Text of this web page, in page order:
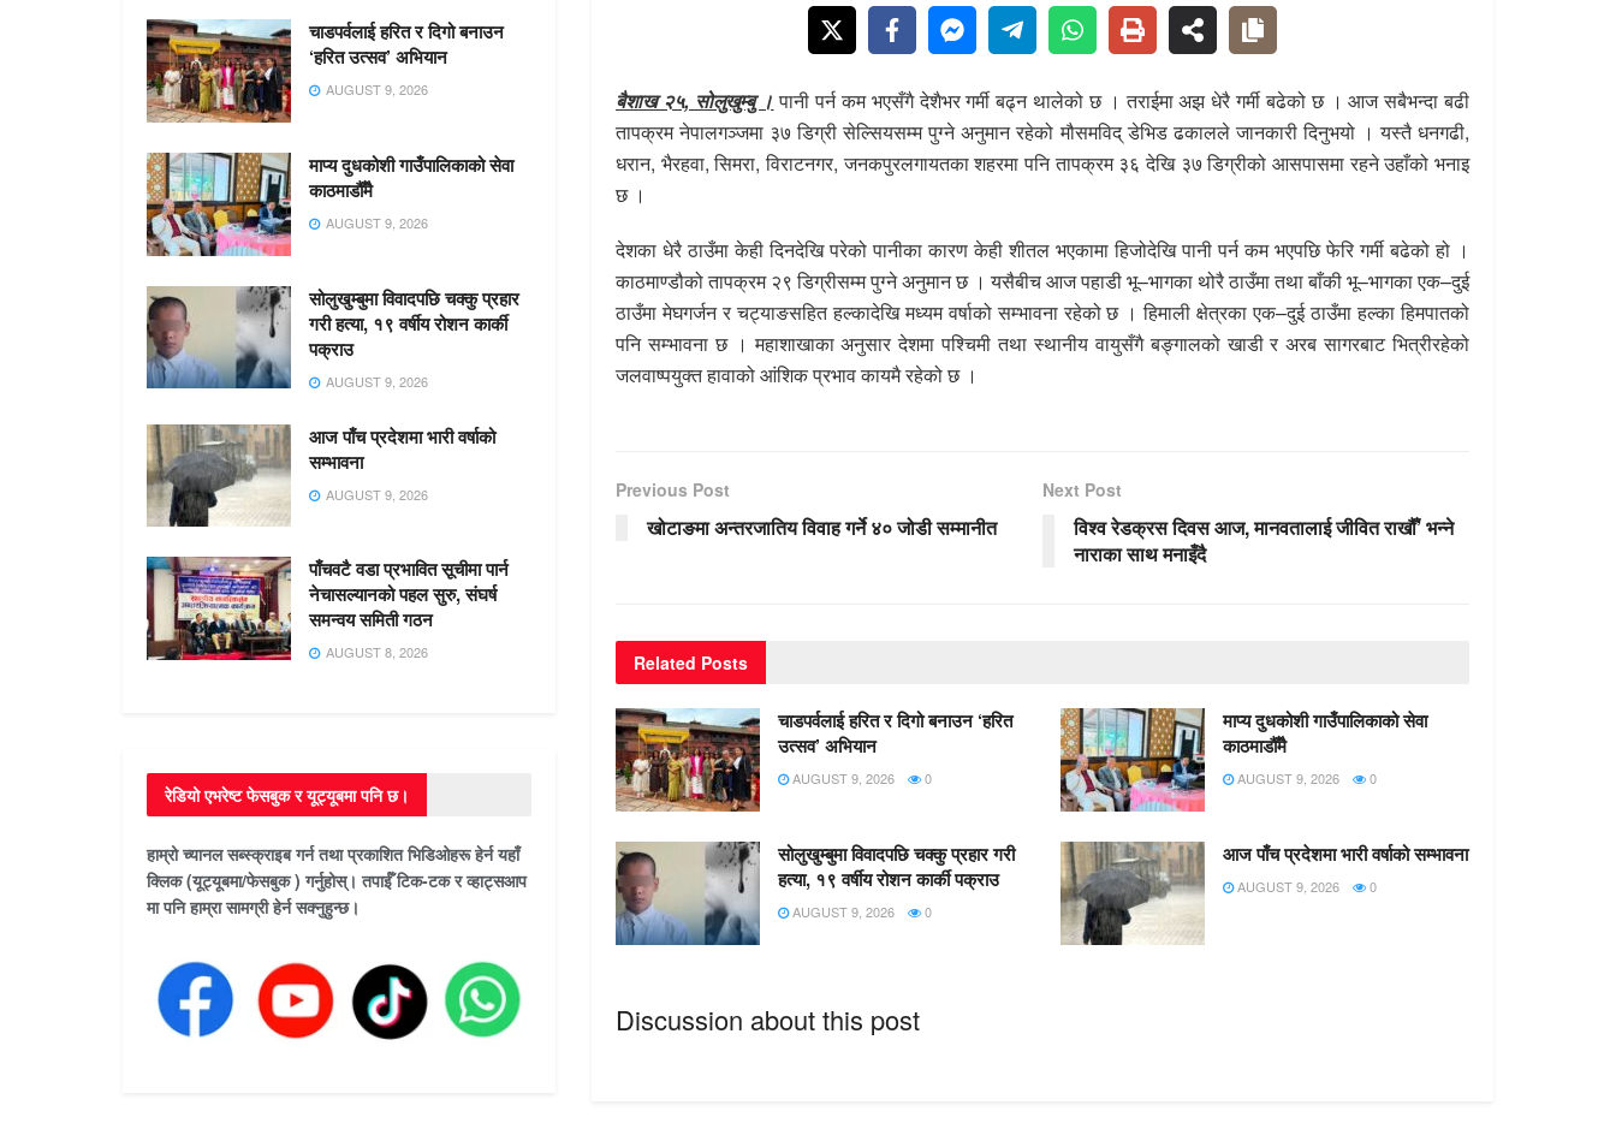
बैशाख २५, सोलुखुम्बु । पानी पर्न कम भएसँगै देशैभर गर्मी बढ्न थालेको छ । तराईमा अझ धेरै गर्मी बढेको छ । आज सबैभन्दा बढी
तापक्रम नेपालगञ्जमा ३७ डिग्री सेल्सियसम्म पुग्ने अनुमान रहेको मौसमविद् डेभिड ढकालले जानकारी दिनुभयो । यस्तै धनगढी,
धरान, भैरहवा, सिमरा, विराटनगर, जनकपुरलगायतका शहरमा पनि तापक्रम ३६ देखि ३७ डिग्रीको आसपासमा रहने उहाँको भनाइ
छ ।
देशका धेरै ठाउँमा केही दिनदेखि परेको पानीका कारण केही शीतल भएकामा हिजोदेखि पानी पर्न कम भएपछि फेरि गर्मी बढेको हो ।
काठमाण्डौको तापक्रम २९ डिग्रीसम्म पुग्ने अनुमान छ । यसैबीच आज पहाडी भू–भागका थोरै ठाउँमा तथा बाँकी भू–भागका एक–दुई
ठाउँमा मेघगर्जन र चट्याङसहित हल्कादेखि मध्यम वर्षाको सम्भावना रहेको छ । हिमाली क्षेत्रका एक–दुई ठाउँमा हल्का हिमपातको
पनि सम्भावना छ । महाशाखाका अनुसार देशमा पश्चिमी तथा स्थानीय वायुसँगै बङ्गालको खाडी र अरब सागरबाट भित्रीरहेको
जलवाष्पयुक्त हावाको आंशिक प्रभाव कायमै रहेको छ ।
Previous Post
खोटाङमा अन्तरजातिय विवाह गर्ने ४० जोडी सम्मानीत
Next Post
विश्व रेडक्रस दिवस आज, मानवतालाई जीवित राखौँ’ भन्ने
नाराका साथ मनाइँदै
Related Posts
चाडपर्वलाई हरित र दिगो बनाउन ‘हरित
उत्सव’ अभियान
AUGUST 9, 2026 0
माप्य दुधकोशी गाउँपालिकाको सेवा
काठमाडौँमै
AUGUST 9, 2026 0
सोलुखुम्बुमा विवादपछि चक्कु प्रहार गरी
हत्या, १९ वर्षीय रोशन कार्की पक्राउ
AUGUST 9, 2026 0
आज पाँच प्रदेशमा भारी वर्षाको सम्भावना
AUGUST 9, 2026 0
Discussion about this post
चाडपर्वलाई हरित र दिगो बनाउन
‘हरित उत्सव’ अभियान
AUGUST 9, 2026
माप्य दुधकोशी गाउँपालिकाको सेवा
काठमाडौँमै
AUGUST 9, 2026
सोलुखुम्बुमा विवादपछि चक्कु प्रहार
गरी हत्या, १९ वर्षीय रोशन कार्की
पक्राउ
AUGUST 9, 2026
आज पाँच प्रदेशमा भारी वर्षाको
सम्भावना
AUGUST 9, 2026
पाँचवटै वडा प्रभावित सूचीमा पार्न
नेचासल्यानको पहल सुरु, संघर्ष
समन्वय समिती गठन
AUGUST 8, 2026
रेडियो एभरेष्ट फेसबुक र यूट्यूबमा पनि छ।
हाम्रो च्यानल सब्स्क्राइब गर्न तथा प्रकाशित भिडिओहरू हेर्न यहाँ
क्लिक (यूट्यूबमा/फेसबुक ) गर्नुहोस्। तपाईँ टिक-टक र व्हाट्सआप
मा पनि हाम्रा सामग्री हेर्न सक्नुहुन्छ।